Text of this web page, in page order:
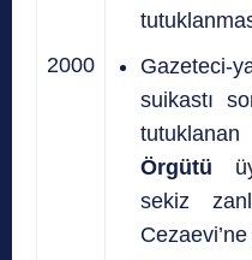
2000
suikastı
Örgütü
sekiz